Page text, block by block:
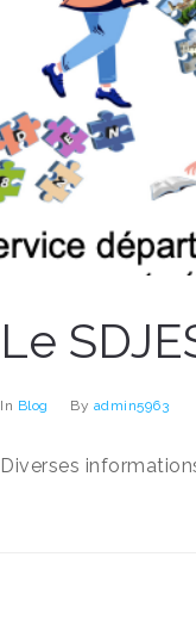
Le
In Blog By admin5963
Diverses